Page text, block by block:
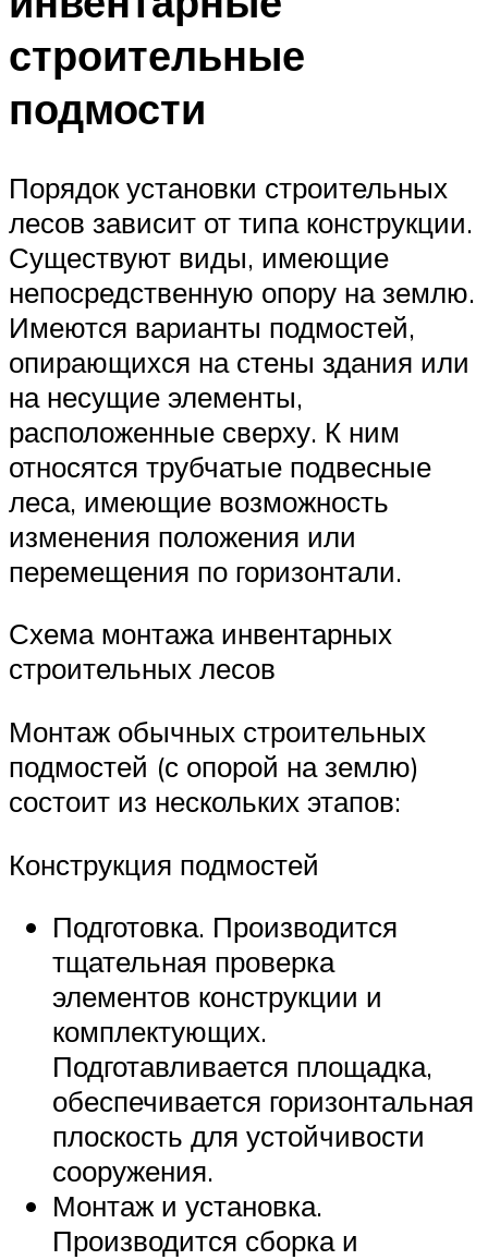
строительные
подмости
Порядок установки строительных
лесов зависит от типа конструкции.
Существуют виды, имеющие
непосредственную опору на землю.
Имеются варианты подмостей,
опирающихся на стены здания или
на несущие элементы,
расположенные сверху. К ним
относятся трубчатые подвесные
леса, имеющие возможность
изменения положения или
перемещения по горизонтали.
Схема монтажа инвентарных
строительных лесов
Монтаж обычных строительных
подмостей (с опорой на землю)
состоит из нескольких этапов:
Конструкция подмостей
Подготовка. Производится
тщательная проверка
элементов конструкции и
комплектующих.
Подготавливается площадка,
обеспечивается горизонтальная
плоскость для устойчивости
сооружения.
Монтаж и установка.
Производится сборка и